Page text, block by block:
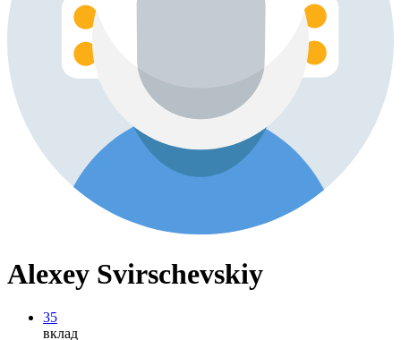
Alexey Svirschevskiy
35
вклад